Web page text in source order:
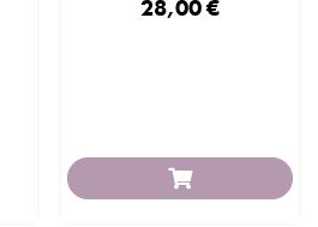
28,00 €